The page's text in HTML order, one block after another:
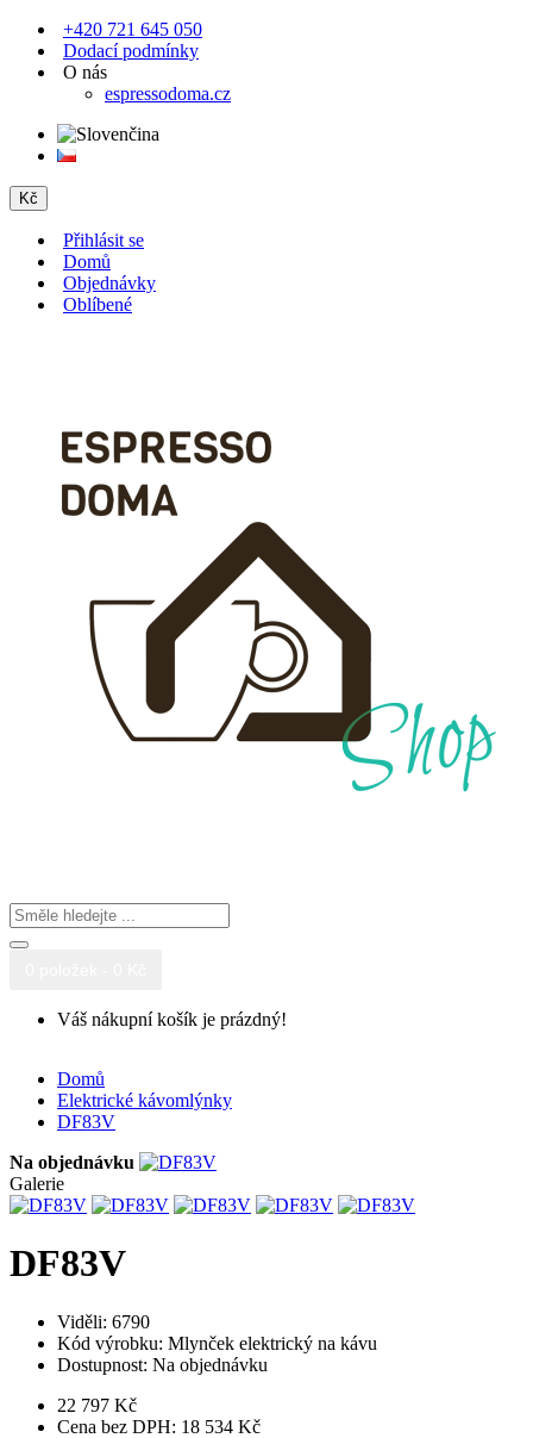
+420 721 645 050
Dodací podmínky
O nás
espressodoma.cz
Kč
Přihlásit se
Domů
Objednávky
Oblíbené
Váš nákupní košík je prázdný!
Domů
Elektrické kávomlýnky
DF83V
Na objednávku
Galerie
DF83V
Viděli: 6790
Kód výrobku: Mlynček elektrický na kávu
Dostupnost: Na objednávku
22 797 Kč
Cena bez DPH: 18 534 Kč